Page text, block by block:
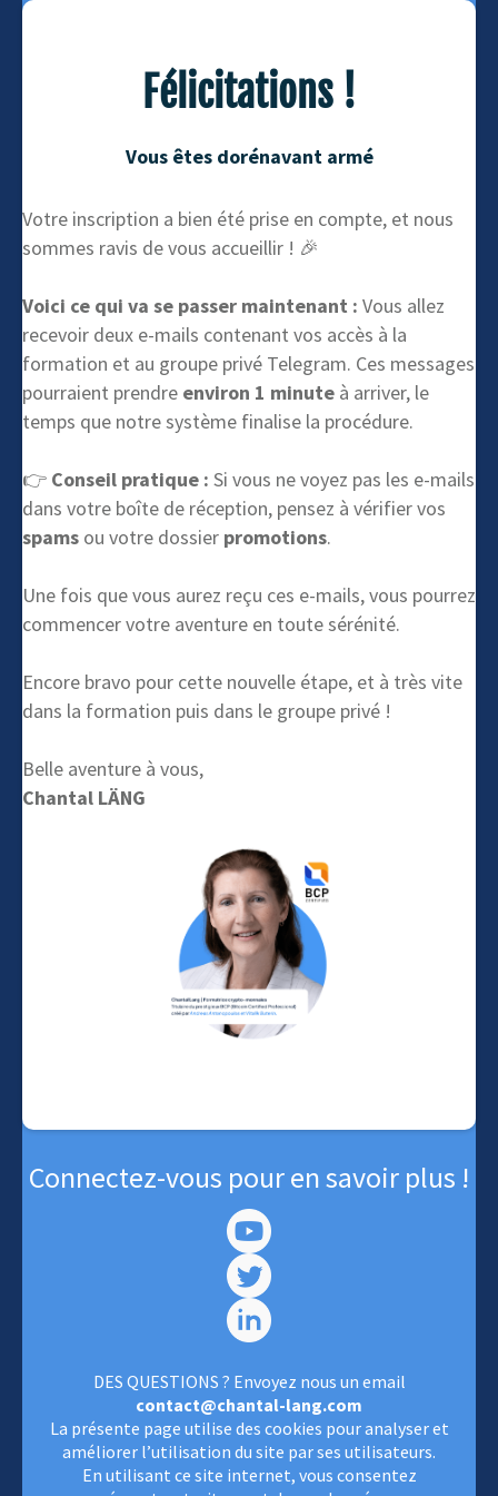
Félicitations !
Vous êtes dorénavant armé
Votre inscription a bien été prise en compte, et nous
sommes ravis de vous accueillir ! 🎉
Voici ce qui va se passer maintenant : Vous allez
recevoir deux e-mails contenant vos accès à la
formation et au groupe privé Telegram. Ces messages
pourraient prendre environ 1 minute à arriver, le
temps que notre système finalise la procédure.
👉 Conseil pratique : Si vous ne voyez pas les e-mails
dans votre boîte de réception, pensez à vérifier vos
spams ou votre dossier promotions.
Une fois que vous aurez reçu ces e-mails, vous pourrez
commencer votre aventure en toute sérénité.
Encore bravo pour cette nouvelle étape, et à très vite
dans la formation puis dans le groupe privé !
Belle aventure à vous,
Chantal LÄNG
Connectez-vous pour en savoir plus !
DES QUESTIONS ? Envoyez nous un email
contact@chantal-lang.com
La présente page utilise des cookies pour analyser et
améliorer l’utilisation du site par ses utilisateurs.
En utilisant ce site internet, vous consentez